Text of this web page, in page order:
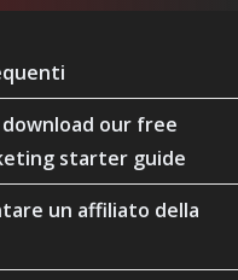
our free
starter guide
un affiliato della